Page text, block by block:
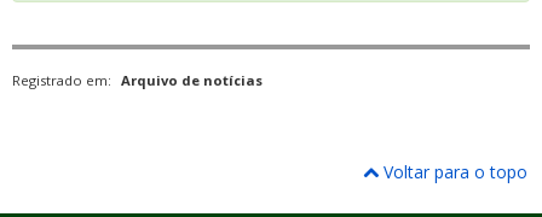
Registrado em: Arquivo de notícias
Voltar para o topo